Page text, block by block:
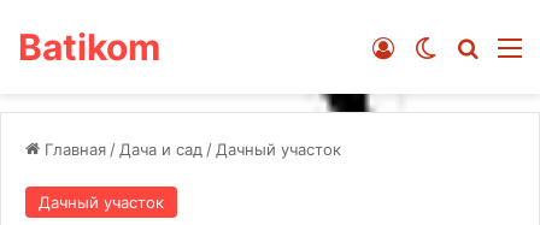
Batikom Switch skin
Войти
Главная / Дача и сад / Дачный участок
Дачный участок